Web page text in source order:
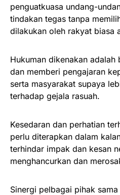
penguatkuasa undang-
tindakan tegas tanpa
dilakukan oleh rakyat biasa
Hukuman dikenakan
dan memberi pengajaran
serta masyarakat supaya
terhadap gejala rasuah.
Kesedaran dan perhatian
perlu diterapkan dalam
terhindar impak dan kesan
menghancurkan dan
Sinergi pelbagai pihak